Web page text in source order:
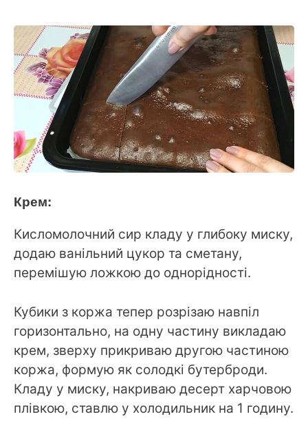
Крем:
Кисломолочний cир кладу у глибоку миску,
додаю ванільний цукор та сметану,
перемішую ложкою до однорідності.
Кубики з коржа тепер розрізаю навпіл
горизонтально, на одну частину викладаю
крем, зверху прикриваю другою частиною
коржа, формую як солодкі бутерброди.
Кладу у миску, накриваю десерт харчовою
плівкою, ставлю у холодильник на 1 годину.